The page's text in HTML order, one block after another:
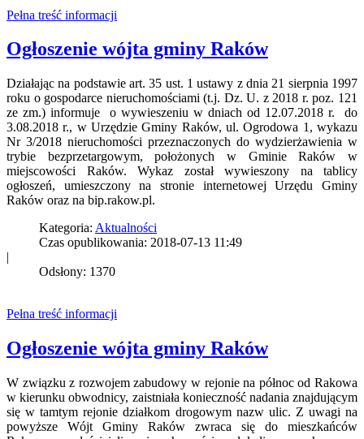
Pełna treść informacji
Ogłoszenie wójta gminy Raków
Działając na podstawie art. 35 ust. 1 ustawy z dnia 21 sierpnia 1997
roku o gospodarce nieruchomościami (t.j. Dz. U. z 2018 r. poz. 121
ze zm.) informuje o wywieszeniu w dniach od 12.07.2018 r. do
3.08.2018 r., w Urzędzie Gminy Raków, ul. Ogrodowa 1, wykazu
Nr 3/2018 nieruchomości przeznaczonych do wydzierżawienia w
trybie bezprzetargowym, położonych w Gminie Raków w
miejscowości Raków. Wykaz został wywieszony na tablicy
ogłoszeń, umieszczony na stronie internetowej Urzędu Gminy
Raków oraz na bip.rakow.pl.
Kategoria: Aktualności
Czas opublikowania: 2018-07-13 11:49
|
Odsłony: 1370
Pełna treść informacji
Ogłoszenie wójta gminy Raków
W związku z rozwojem zabudowy w rejonie na północ od Rakowa
w kierunku obwodnicy, zaistniała konieczność nadania znajdującym
się w tamtym rejonie działkom drogowym nazw ulic. Z uwagi na
powyższe Wójt Gminy Raków zwraca się do mieszkańców